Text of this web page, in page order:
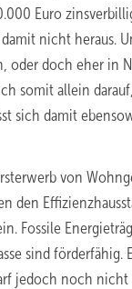
Euro
nicht heraus.
oder doch eher in
somit allein
sich damit
von
den
Fossile
sind
jedoch noch